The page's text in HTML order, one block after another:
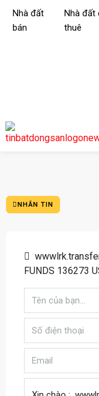
Nhà đất
bán
Nhà đất
thuê
NHẮN TIN
FUNDS 136273